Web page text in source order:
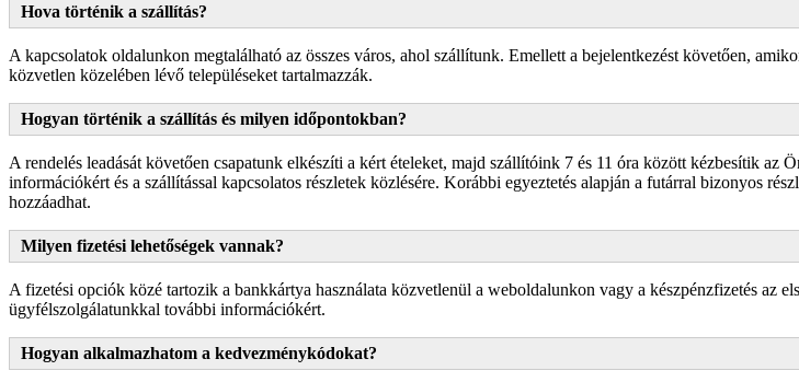
Hova történik a szállítás?
A kapcsolatok oldalunkon megtalálható az összes város, ahol szállítunk. Emellett a bejelentkezést követően,
közvetlen közelében lévő településeket tartalmazzák.
Hogyan történik a szállítás és milyen időpontokban?
A rendelés leadását követően csapatunk elkészíti a kért ételeket, majd szállítóink 7 és 11 óra között kézbesítik
információkért és a szállítással kapcsolatos részletek közlésére. Korábbi egyeztetés alapján a futárral bizonyos
hozzáadhat.
Milyen fizetési lehetőségek vannak?
A fizetési opciók közé tartozik a bankkártya használata közvetlenül a weboldalunkon vagy a készpénzfizetés az
ügyfélszolgálatunkkal további információkért.
Hogyan alkalmazhatom a kedvezménykódokat?